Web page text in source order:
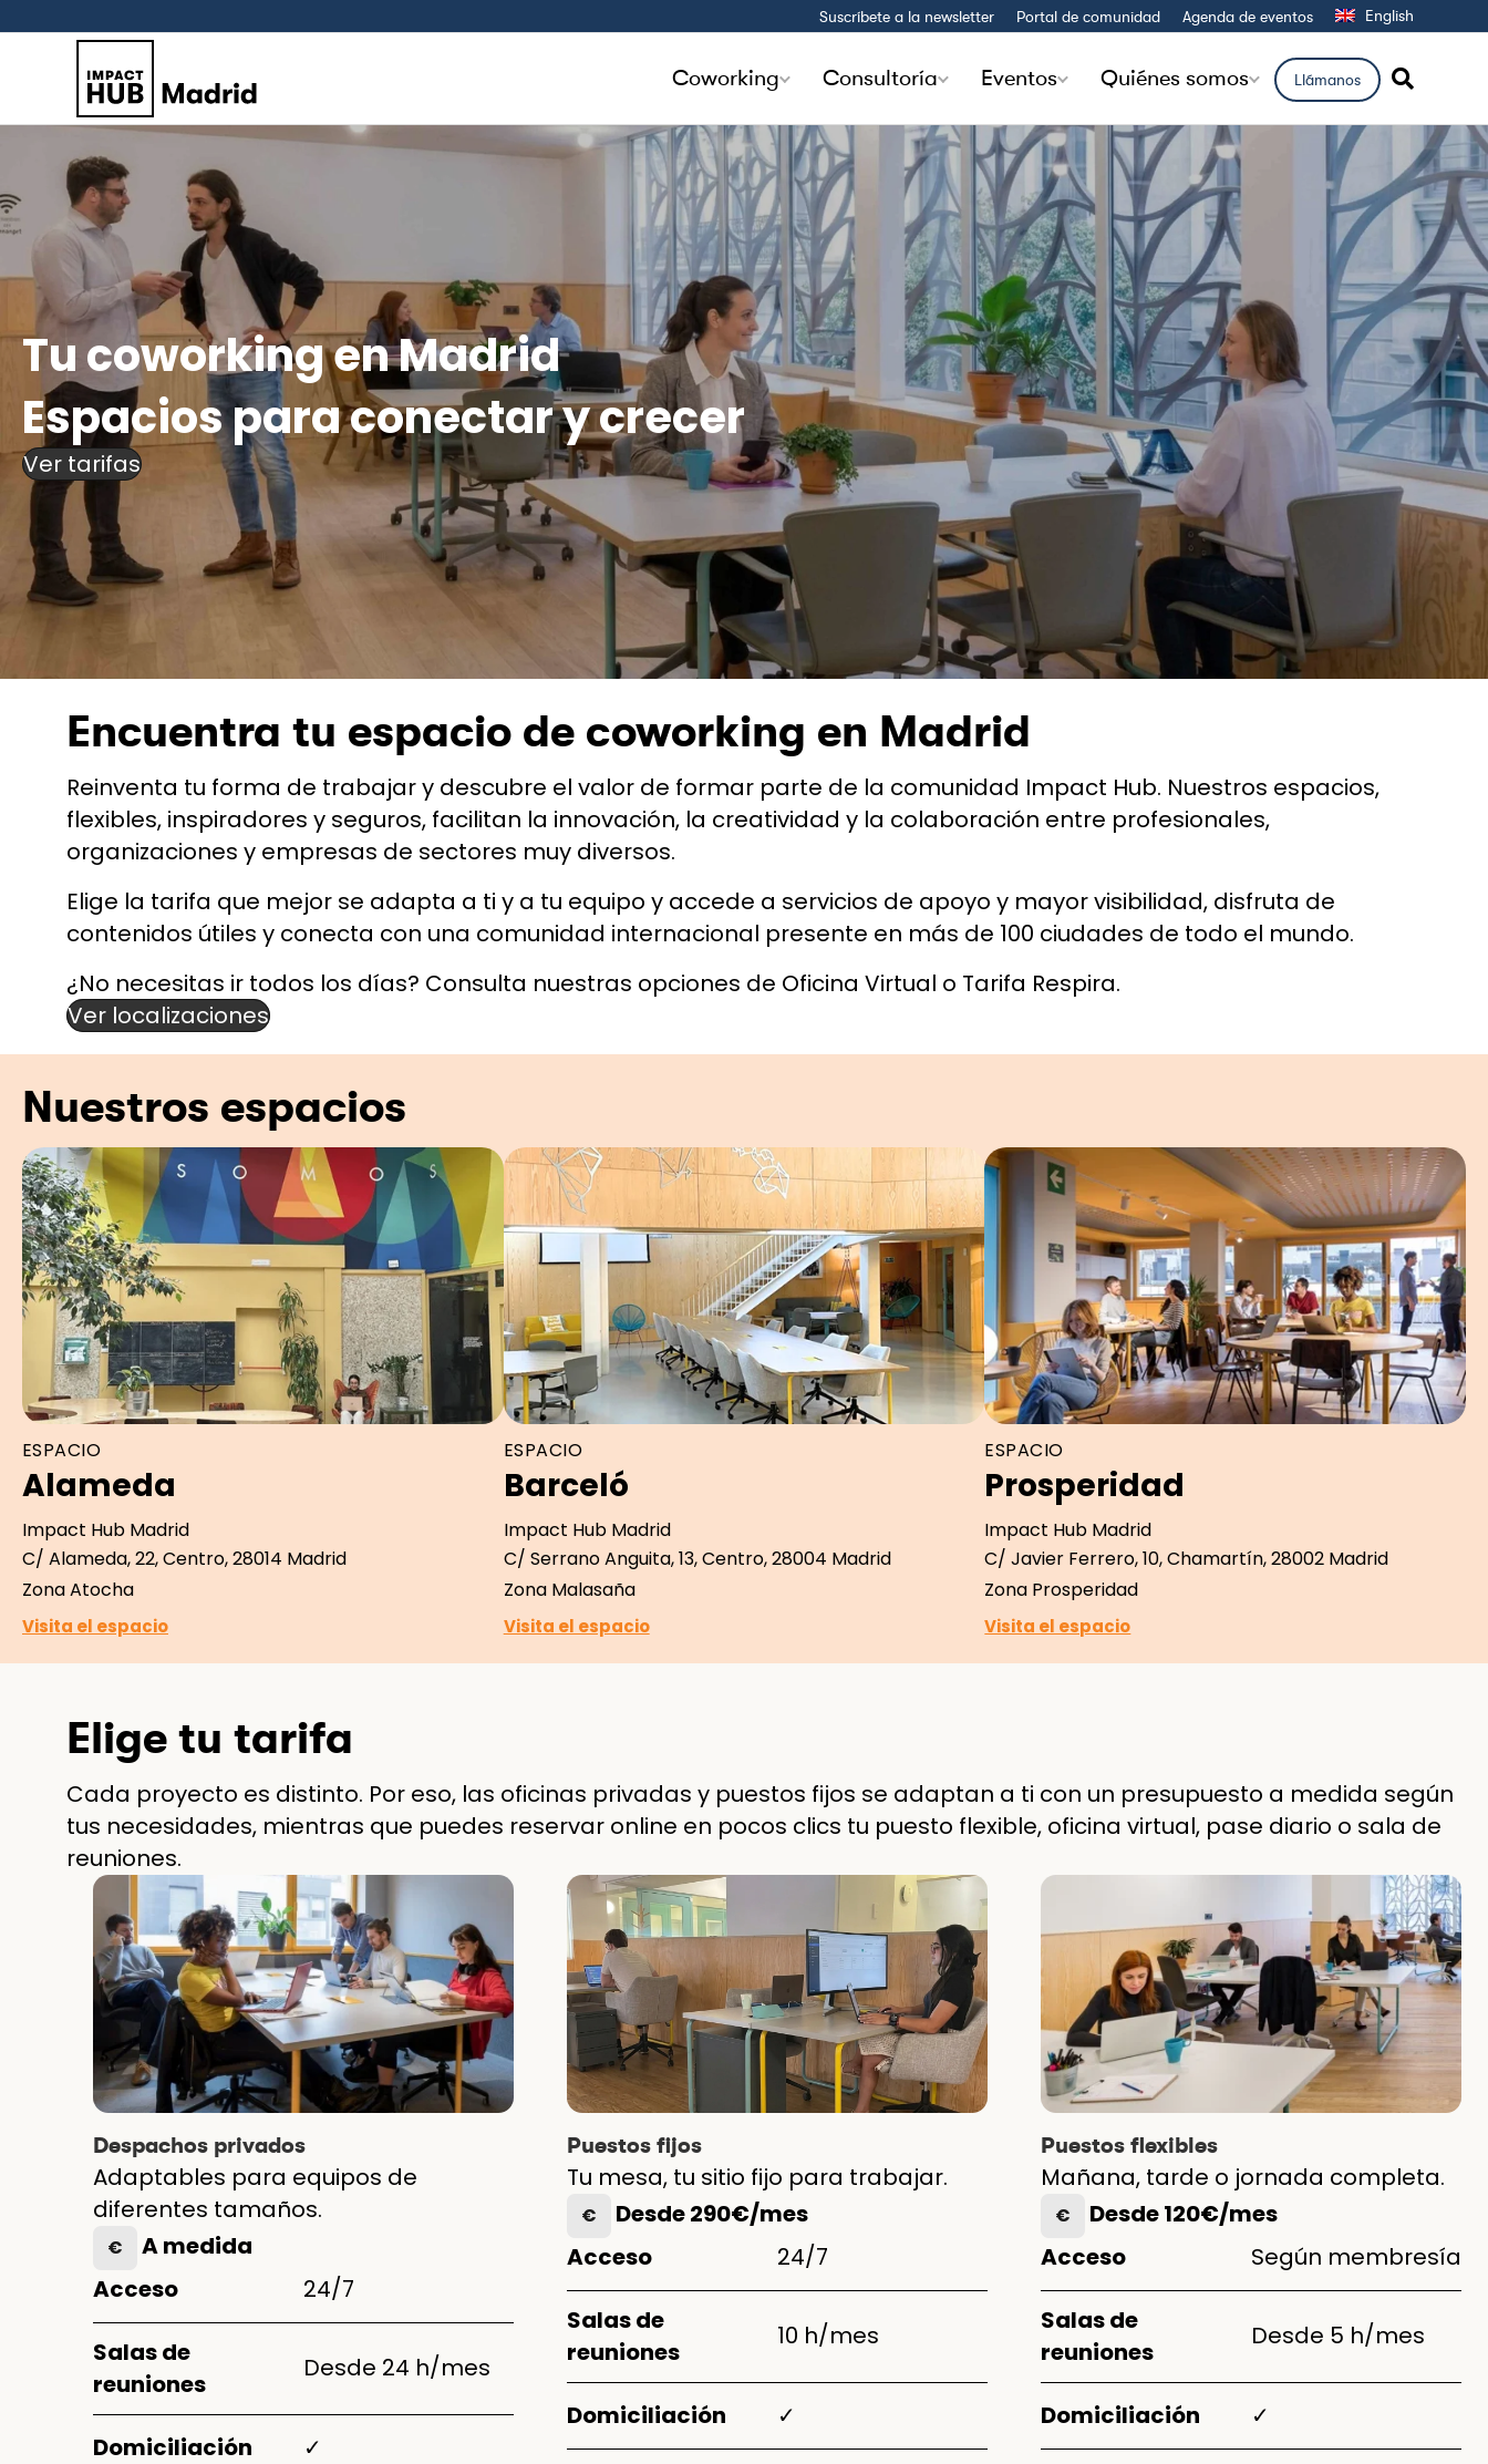
Suscríbete a la newsletter Portal de comunidad Agenda de eventos English
Coworking Consultoría Eventos Quiénes somos Llámanos
Tu coworking en Madrid
Espacios para conectar y crecer
Ver tarifas
Encuentra tu espacio de coworking en Madrid
Reinventa tu forma de trabajar y descubre el valor de formar parte de la comunidad Impact Hub. Nuestros espacios,
flexibles, inspiradores y seguros, facilitan la innovación, la creatividad y la colaboración entre profesionales,
organizaciones y empresas de sectores muy diversos.
Elige la tarifa que mejor se adapta a ti y a tu equipo y accede a servicios de apoyo y mayor visibilidad, disfruta de
contenidos útiles y conecta con una comunidad internacional presente en más de 100 ciudades de todo el mundo.
¿No necesitas ir todos los días? Consulta nuestras opciones de Oficina Virtual o Tarifa Respira.
Ver localizaciones
Nuestros espacios
ESPACIO
Alameda
Impact Hub Madrid
C/ Alameda, 22, Centro, 28014 Madrid
Zona Atocha
Visita el espacio
ESPACIO
Barceló
Impact Hub Madrid
C/ Serrano Anguita, 13, Centro, 28004 Madrid
Zona Malasaña
Visita el espacio
ESPACIO
Prosperidad
Impact Hub Madrid
C/ Javier Ferrero, 10, Chamartín, 28002 Madrid
Zona Prosperidad
Visita el espacio
Elige tu tarifa
Cada proyecto es distinto. Por eso, las oficinas privadas y puestos fijos se adaptan a ti con un presupuesto a medida según
tus necesidades, mientras que puedes reservar online en pocos clics tu puesto flexible, oficina virtual, pase diario o sala de
reuniones.
Despachos privados
Adaptables para equipos de
diferentes tamaños.
€
A medida
Acceso
24/7
Salas de
reuniones
Desde 24 h/mes
Domiciliación ✓
Puestos fijos
Tu mesa, tu sitio fijo para trabajar.
€
Desde 290€/mes
Acceso
24/7
Salas de
reuniones
10 h/mes
Domiciliación ✓
Puestos flexibles
Mañana, tarde o jornada completa.
€
Desde 120€/mes
Acceso
Según membresía
Salas de
reuniones
Desde 5 h/mes
Domiciliación ✓